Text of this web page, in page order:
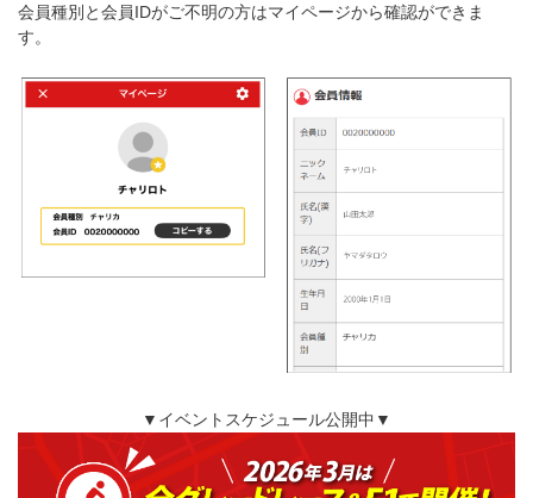
会員種別と会員IDがご不明の方はマイページから確認ができま
す。
▼イベントスケジュール公開中▼